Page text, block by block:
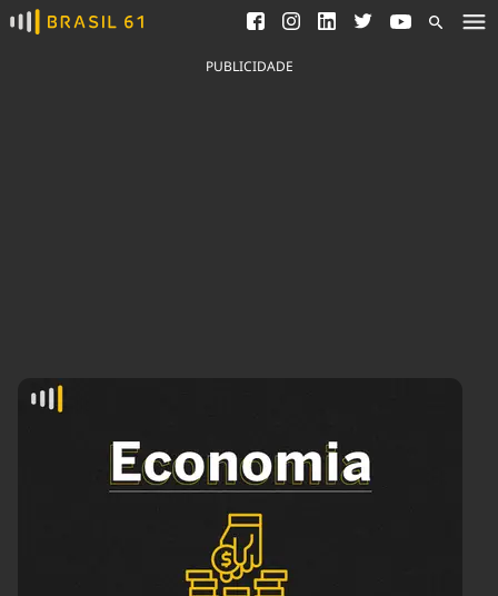
Ver todas as notícias
Saneamento
Indicadores
Agronegócios
Economia
Educação
Infraestrutura
Internacional
Podcast
Política
Saúde
PUBLICIDADE